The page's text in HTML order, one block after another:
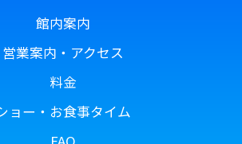
館内案内
営業案内・アクセス
料金
ョー・お食事タイム